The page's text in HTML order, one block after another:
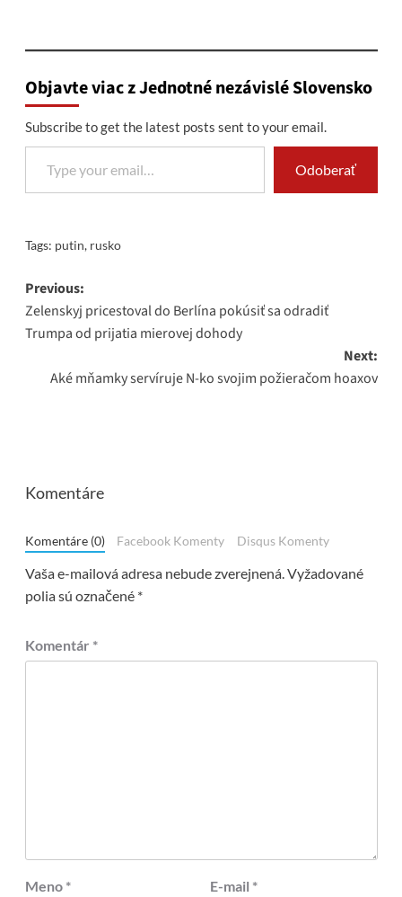
Objavte viac z Jednotné nezávislé Slovensko
Subscribe to get the latest posts sent to your email.
Type your email…
Odoberať
Tags: putin, rusko
Post
navigation
Previous:
Zelenskyj pricestoval do Berlína pokúsiť sa odradiť
Trumpa od prijatia mierovej dohody
Next:
Aké mňamky servíruje N-ko svojim požieračom hoaxov
Komentáre
Komentáre (0) Facebook Komenty Disqus Komenty
Vaša e-mailová adresa nebude zverejnená.Vyžadované
polia sú označené *
Komentár *
Meno * E-mail *